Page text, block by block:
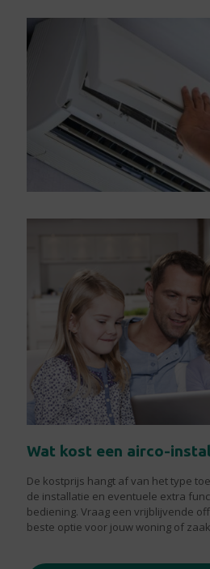
Wat kost een airco-
De kostprijs hangt af van het type
de installatie en eventuele extra
bediening. Vraag een vrijblijvende
beste optie voor jouw woning of